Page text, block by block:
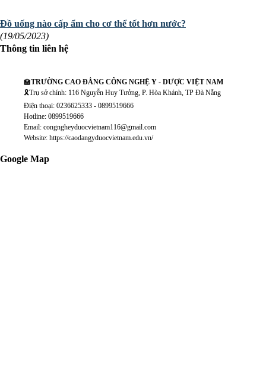
Đồ uống nào cấp ẩm cho cơ thể tốt hơn nước?
(19/05/2023)
Thông tin liên hệ
🏫TRƯỜNG CAO ĐẲNG CÔNG NGHỆ Y - DƯỢC VIỆT NAM
🎗️Trụ sở chính: 116 Nguyễn Huy Tưởng, P. Hòa Khánh, TP Đà Nẵng
Điện thoại: 0236625333 - 0899519666
Hotline: 0899519666
Email: congngheyduocvietnam116@gmail.com
Website: https://caodangyduocvietnam.edu.vn/
Google Map